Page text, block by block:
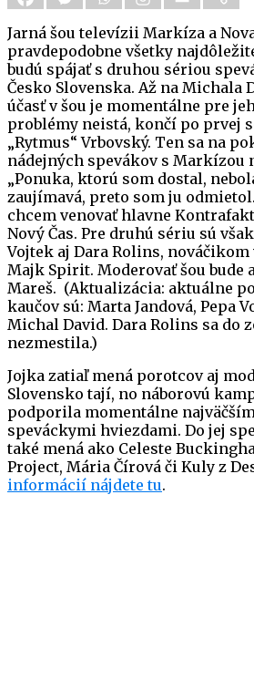
Jarná šou televízii Markíza a
pravdepodobne všetky
budú spájať s druhou sériou
Česko Slovenska. Až na Michala
účasť v šou je momentálne pre
problémy neistá, končí po prvej
„Rytmus“ Vrbovský. Ten sa na
nádejných spevákov s Markízou
„Ponuka, ktorú som dostal,
zaujímavá, preto som ju
chcem venovať hlavne
Nový Čas. Pre druhú sériu sú
Vojtek aj Dara Rolins,
Majk Spirit. Moderovať šou bude
Mareš. (Aktualizácia: aktuálne
kaučov sú: Marta Jandová, Pepa
Michal David. Dara Rolins sa do
nezmestila.)
Jojka zatiaľ mená porotcov aj
Slovensko tají, no náborovú
podporila momentálne
speváckymi hviezdami. Do jej
také mená ako Celeste
Project, Mária Čírová či Kuly z
informácií nájdete tu.